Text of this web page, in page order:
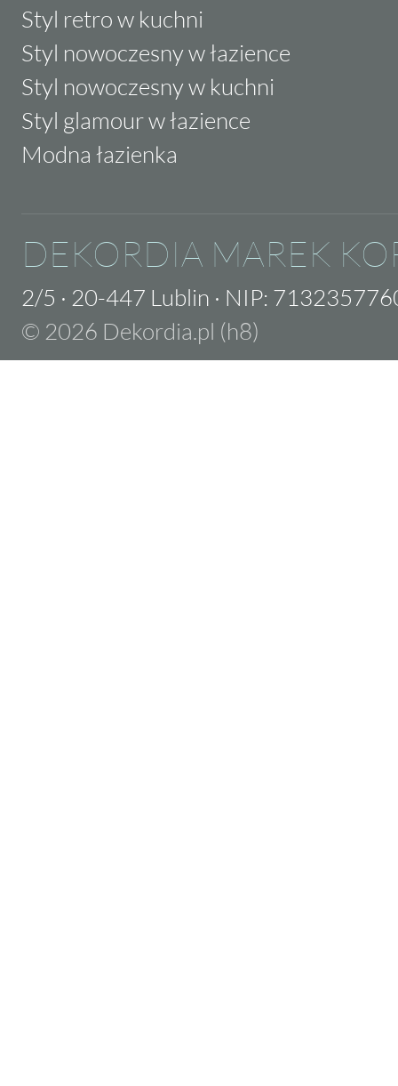
Styl retro w kuchni
Styl nowoczesny w łazience
Styl nowoczesny w kuchni
Styl glamour w łazience
Modna łazienka
DEKORDIA MAREK
2/5 · 20-447 Lublin · NIP:
© 2026 Dekordia.pl (h8)